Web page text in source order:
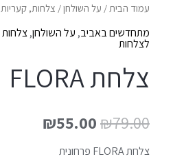
עמוד הבית/ על השולחן/ צלחות,
מתחדשים באביב, על השולחן,צלחות
לצלחות
צלחת FLORA
₪79.00
₪55.00
צלחת FLORA פרחונית
כמות
של
צלחת
FLORA